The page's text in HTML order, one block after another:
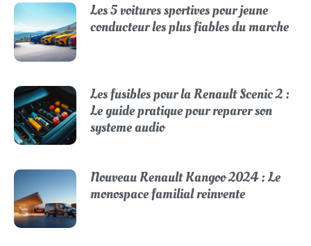
Les 5 voitures sportives pour jeune
conducteur les plus fiables du marche
Les fusibles pour la Renault Scenic 2 :
Le guide pratique pour reparer son
systeme audio
Nouveau Renault Kangoo 2024 : Le
monospace familial reinvente